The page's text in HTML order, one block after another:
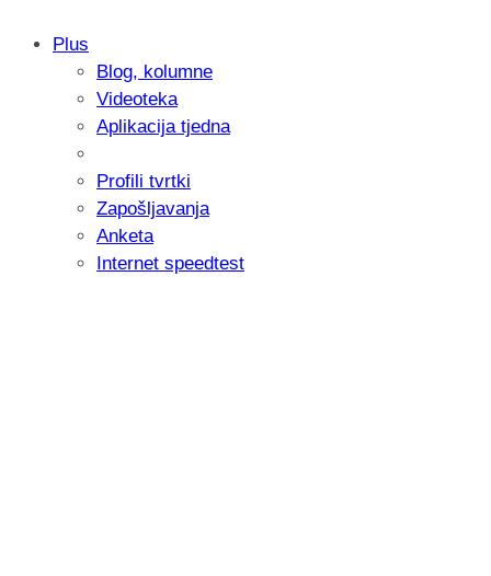
Samsung otkrio kako je nastajala
donijelo tanje i izdržljivije preklopne
Plus
Blog, kolumne
Videoteka
Aplikacija tjedna
Profili tvrtki
Zapošljavanja
Anketa
Internet speedtest